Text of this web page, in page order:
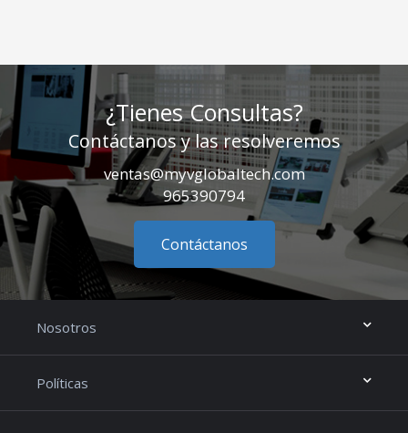
¿Tienes Consultas?
Contáctanos y las resolveremos
ventas@myvglobaltech.com
965390794
Contáctanos
Nosotros
Políticas